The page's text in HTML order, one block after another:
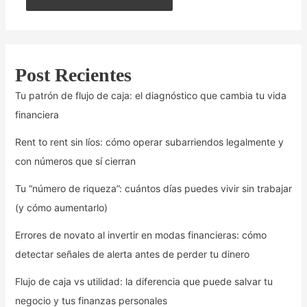
Post Recientes
Tu patrón de flujo de caja: el diagnóstico que cambia tu vida
financiera
Rent to rent sin líos: cómo operar subarriendos legalmente y
con números que sí cierran
Tu “número de riqueza”: cuántos días puedes vivir sin trabajar
(y cómo aumentarlo)
Errores de novato al invertir en modas financieras: cómo
detectar señales de alerta antes de perder tu dinero
Flujo de caja vs utilidad: la diferencia que puede salvar tu
negocio y tus finanzas personales